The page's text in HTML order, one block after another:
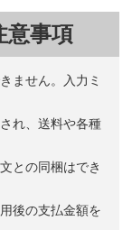
意事項
ません。入力ミ
れ、送料や各種
との同梱はでき
後の支払金額を